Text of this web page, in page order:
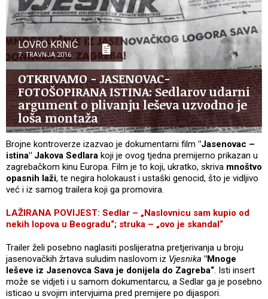
LOVRO KRNIĆ
7. TRAVNJA 2016.
OTKRIVAMO - JASENOVAC-
FOTOŠOPIRANA ISTINA: Sedlarov udarni
argument o plivanju leševa uzvodno je
loša montaža
Brojne kontroverze izazvao je dokumentarni film "Jasenovac –
istina" Jakova Sedlara koji je ovog tjedna premijerno prikazan u
zagrebačkom kinu Europa. Film je to koji, ukratko, skriva mnoštvo
opasnih laži, te negira holokaust i ustaški genocid, što je vidljivo
već i iz samog trailera koji ga promovira.
LAŽIRANA POVIJEST: Sedlar – „Naslovnicu sam kupio od
nekih lopova u Beogradu“; struka – „ovo je skandal“
Trailer želi posebno naglasiti poslijeratna pretjerivanja u broju
jasenovačkih žrtava suludim naslovom iz Vjesnika "Mnoge
leševe iz Jasenovca Sava je donijela do Zagreba“. Isti insert
može se vidjeti i u samom dokumentarcu, a Sedlar ga je posebno
isticao u svojim intervjuima pred premijere po dijaspori.